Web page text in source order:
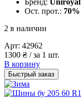
Бренд: Uniroyal
Ост. прот.: 70%
2 в наличии
Арт: 42962
1300 ₴ / за 1 шт.
В корзину
Быстрый заказ